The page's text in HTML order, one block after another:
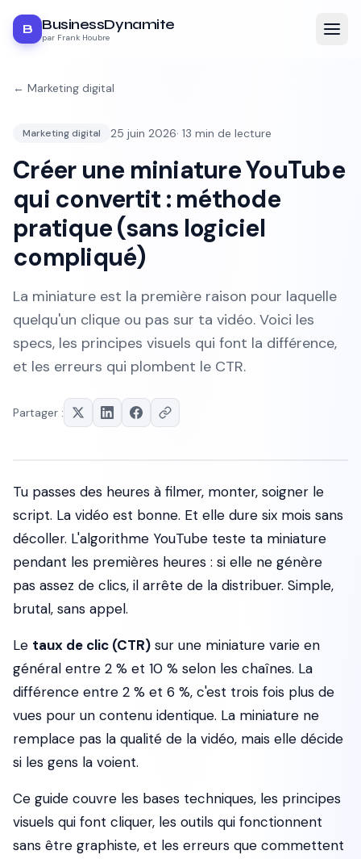
B BusinessDynamite
par Frank Houbre
← Marketing digital
Marketing digital 25 juin 2026· 13 min de lecture
Créer une miniature YouTube
qui convertit : méthode
pratique (sans logiciel
compliqué)
La miniature est la première raison pour laquelle
quelqu'un clique ou pas sur ta vidéo. Voici les
specs, les principes visuels qui font la différence,
et les erreurs qui plombent le CTR.
Partager :
Tu passes des heures à filmer, monter, soigner le
script. La vidéo est bonne. Et elle dure six mois sans
décoller. L'algorithme YouTube teste ta miniature
pendant les premières heures : si elle ne génère
pas assez de clics, il arrête de la distribuer. Simple,
brutal, sans appel.
Le taux de clic (CTR) sur une miniature varie en
général entre 2 % et 10 % selon les chaînes. La
différence entre 2 % et 6 %, c'est trois fois plus de
vues pour un contenu identique. La miniature ne
remplace pas la qualité de la vidéo, mais elle décide
si les gens la voient.
Ce guide couvre les bases techniques, les principes
visuels qui font cliquer, les outils qui fonctionnent
sans être graphiste, et les erreurs que commettent